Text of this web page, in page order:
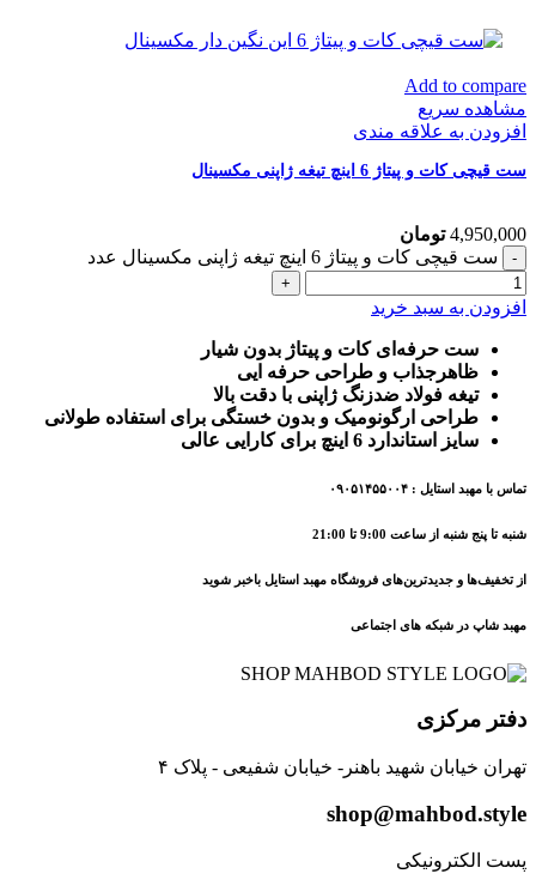
Add to compare
مشاهده سریع
افزودن به علاقه مندی
ست قیچی کات و پیتاژ 6 اینچ تیغه ژاپنی مکسینال
4,950,000 تومان
ست قیچی کات و پیتاژ 6 اینچ تیغه ژاپنی مکسینال عدد
افزودن به سبد خرید
ست حرفه‌ای کات و پیتاژ بدون شیار
ظاهرجذاب و طراحی حرفه ایی
تیغه فولاد ضدزنگ ژاپنی با دقت بالا
طراحی ارگونومیک و بدون خستگی برای استفاده طولانی
سایز استاندارد 6 اینچ برای کارایی عالی
تماس با مهبد استایل : ۰۹۰۵۱۴۵۵۰۰۴
شنبه تا پنج شنبه از ساعت 9:00 تا 21:00
از تخفیف‌ها و جدیدترین‌های فروشگاه مهبد استایل باخبر شوید
مهبد شاپ در شبکه های اجتماعی
دفتر مرکزی
تهران خیابان شهید باهنر- خیابان شفیعی - پلاک ۴
shop@mahbod.style
پست الکترونیکی